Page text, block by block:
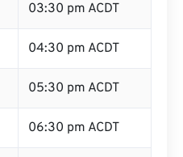
03:30 pm ACDT
04:30 pm ACDT
05:30 pm ACDT
06:30 pm ACDT